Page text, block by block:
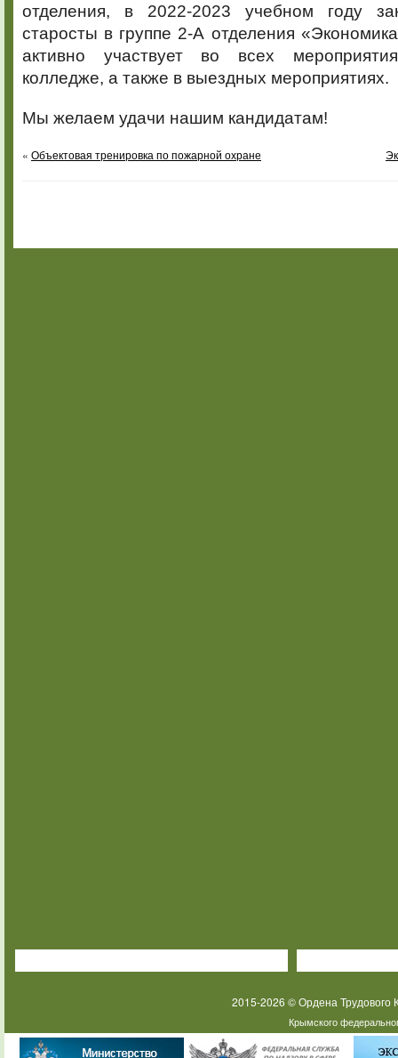
отделения, в 2022-2023 учебном году
старосты в группе 2-А отделения
активно участвует во всех
колледже, а также в выездных мероприятиях.
Мы желаем удачи нашим кандидатам!
« Объектовая тренировка по пожарной охране
2015-2026 © Ордена
Крымского